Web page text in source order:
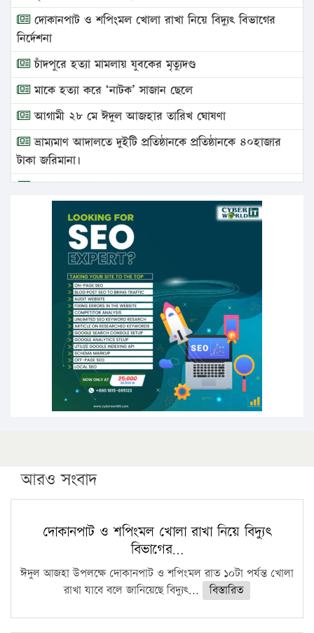
দোকানপাট ও শপিংমল খোলা রাখা নিয়ে বিদ্যুৎ বিভাগের
নির্দেশনা
চাঁদপুরে হত্যা মামলায় যুবকের মৃত্যুদণ্ড
মাকে হত্যা করে ‘নাটক’ সাজান ছেলে
আগামী ২৮ মে ঈদুল আজহার তারিখ ঘোষণা
ভ্রাম্যমাণ আদালতে দুইটি প্রতিষ্ঠানকে প্রতিষ্ঠানকে ৪০হাজার
টাকা জরিমানা।
এবার লঞ্চের ভাড়া বাড়ল
১৭ থেকে ২১ শতাংশ বিদ্যুতের দাম বাড়ানোর প্রস্তাব পিডিবির
১৬ মে চাঁদপুর ও ২৫ মে ফেনী সফরে যাবেন প্রধানমন্ত্রী
উচ্চশিক্ষায় গৌরবময় অর্জন: পূর্ণ স্কলারশিপে যুক্তরাষ্ট্রে
পিএইচডি করছেন কুয়েটের কৃতি…
সারা দেশে বজ্রাঘাতে ১৪ জনের প্রাণহানি
কঠোর হচ্ছে এসএসসি ও এইচএসসি পরীক্ষা
ফরিদগঞ্জে আগুনে পুড়লো ৬ ব্যবসা প্রতিষ্ঠান
আরও সংবাদ
দোকানপাট ও শপিংমল খোলা রাখা নিয়ে বিদ্যুৎ
বিভাগের…
ঈদুল আজহা উপলক্ষে দোকানপাট ও শপিংমল রাত ১০টা পর্যন্ত খোলা
রাখা যাবে বলে জানিয়েছে বিদ্যুৎ...
বিস্তারিত